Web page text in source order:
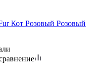
Кот Розовый Розовый